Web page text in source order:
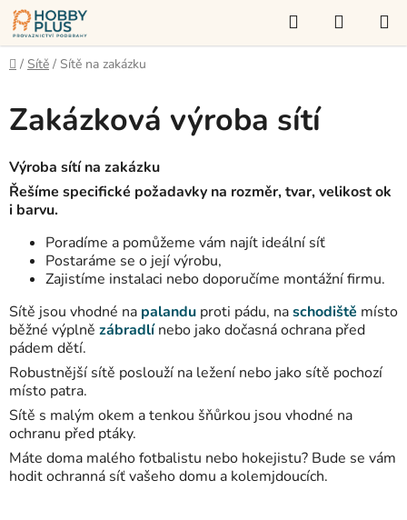
Přejít
na
obsah
Hledat
KOŠÍK
Domů
/ Sítě / Sítě na zakázku
Zakázková výroba sítí
Výroba sítí na zakázku
Řešíme specifické požadavky na rozměr, tvar, velikost ok
i barvu.
Poradíme a pomůžeme vám najít ideální síť
Postaráme se o její výrobu,
Zajistíme instalaci nebo doporučíme montážní firmu.
Sítě jsou vhodné na palandu proti pádu, naschodiště místo
běžné výplně zábradlí nebo jako dočasná ochrana před
pádem dětí.
Robustnější sítě poslouží na ležení nebo jako sítě pochozí
místo patra.
Sítě s malým okem a tenkou šňůrkou jsou vhodné na
ochranu před ptáky.
Máte doma malého fotbalistu nebo hokejistu? Bude se vám
hodit ochranná síť vašeho domu a kolemjdoucích.